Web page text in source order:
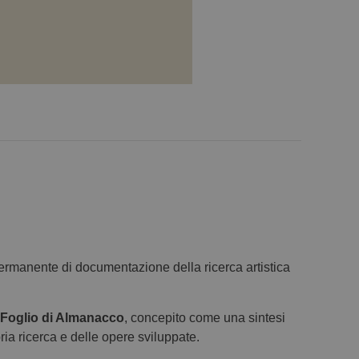
di documentazione della ricerca artistica
Foglio di Almanacco, concepito come una sintesi
ricerca e delle opere sviluppate.